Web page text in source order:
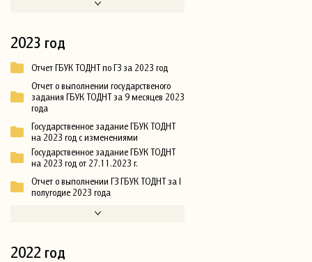
2023 год
Отчет ГБУК ТОДНТ по ГЗ за 2023 год
Отчет о выполнении государственого
задания ГБУК ТОДНТ за 9 месяцев 2023
года
Государственное задание ГБУК ТОДНТ
на 2023 год с изменениями
Государственное задание ГБУК ТОДНТ
на 2023 год от 27.11.2023 г.
Отчет о выполнении ГЗ ГБУК ТОДНТ за I
полугодие 2023 года
2022 год